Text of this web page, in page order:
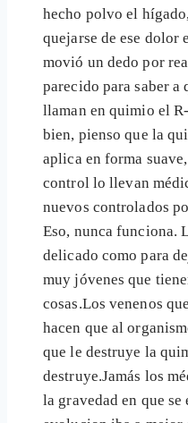
hecho polvo el
quejarse de ese dolor
movió un dedo por
parecido para saber a
llaman en quimio el
bien, pienso que la
aplica en forma
control lo llevan
nuevos controlados
Eso, nunca funciona.
delicado como para
muy jóvenes que
cosas.Los venenos
hacen que al
que le destruye la
destruye.Jamás los
la gravedad en que